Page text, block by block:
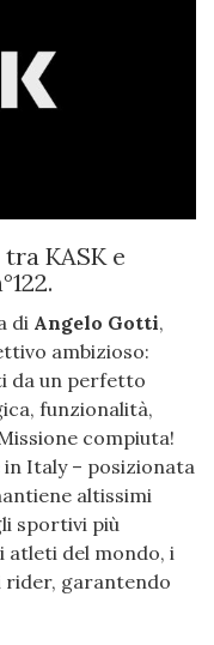
KASK e
di Angelo Gotti,
ambizioso:
da un perfetto
funzionalità,
compiuta!
in Italy – posizionata
altissimi
sportivi più
atleti del mondo, i
rider, garantendo